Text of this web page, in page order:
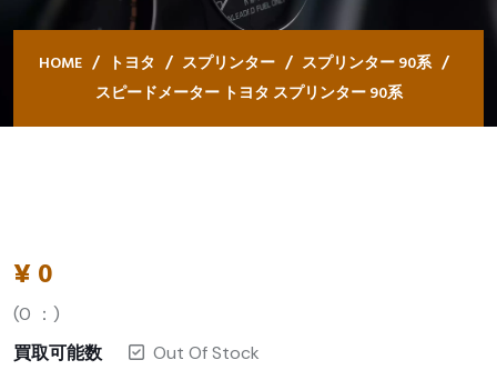
HOME トヨタ スプリンター
スプリンター 90系
スピードメーター トヨタ スプリンター 90系
¥ 0
(0 ：)
買取可能数
Out Of Stock